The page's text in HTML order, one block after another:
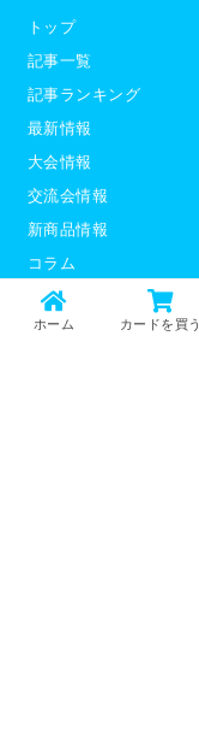
ホーム カードを買う
トップ
記事一覧
記事ランキング
最新情報
大会情報
交流会情報
新商品情報
コラム
環境
デッキレシピ